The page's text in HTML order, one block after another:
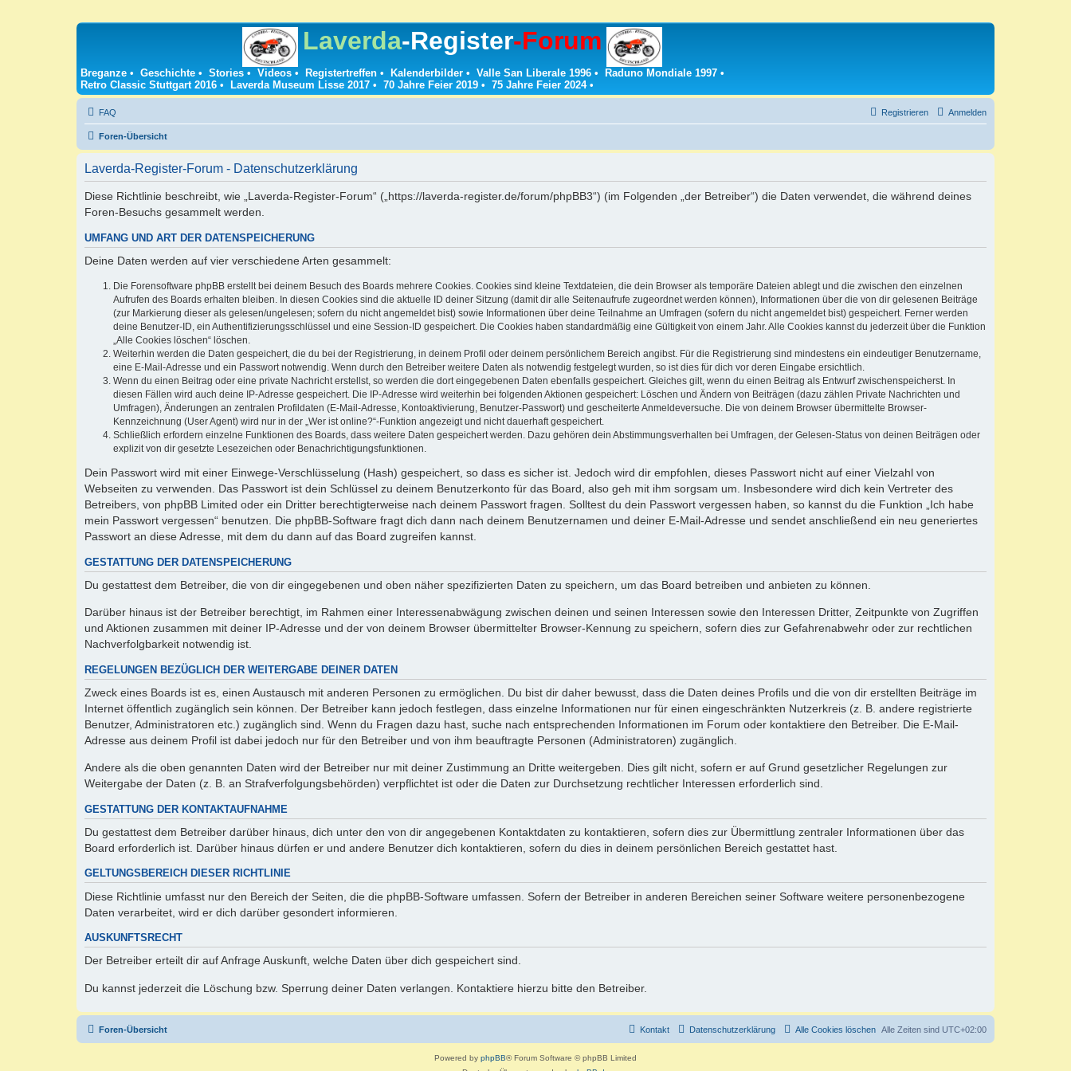
Laverda-Register-Forum
Breganze • Geschichte • Stories • Videos • Registertreffen • Kalenderbilder • Valle San Liberale 1996 • Raduno Mondiale 1997 •
Retro Classic Stuttgart 2016 • Laverda Museum Lisse 2017 • 70 Jahre Feier 2019 • 75 Jahre Feier 2024•
FAQ Anmelden
Registrieren
Foren-Übersicht
Laverda-Register-Forum - Datenschutzerklärung
Diese Richtlinie beschreibt, wie „Laverda-Register-Forum“ („https://laverda-register.de/forum/phpBB3“) (im Folgenden „der Betreiber“) die Daten verwendet, die während deines
Foren-Besuchs gesammelt werden.
UMFANG UND ART DER DATENSPEICHERUNG
Deine Daten werden auf vier verschiedene Arten gesammelt:
Die Forensoftware phpBB erstellt bei deinem Besuch des Boards mehrere Cookies. Cookies sind kleine Textdateien, die dein Browser als temporäre Dateien ablegt und die zwischen den einzelnen
Aufrufen des Boards erhalten bleiben. In diesen Cookies sind die aktuelle ID deiner Sitzung (damit dir alle Seitenaufrufe zugeordnet werden können), Informationen über die von dir gelesenen Beiträge
(zur Markierung dieser als gelesen/ungelesen; sofern du nicht angemeldet bist) sowie Informationen über deine Teilnahme an Umfragen (sofern du nicht angemeldet bist) gespeichert. Ferner werden
deine Benutzer-ID, ein Authentifizierungsschlüssel und eine Session-ID gespeichert. Die Cookies haben standardmäßig eine Gültigkeit von einem Jahr. Alle Cookies kannst du jederzeit über die Funktion
„Alle Cookies löschen“ löschen.
Weiterhin werden die Daten gespeichert, die du bei der Registrierung, in deinem Profil oder deinem persönlichem Bereich angibst. Für die Registrierung sind mindestens ein eindeutiger Benutzername,
eine E-Mail-Adresse und ein Passwort notwendig. Wenn durch den Betreiber weitere Daten als notwendig festgelegt wurden, so ist dies für dich vor deren Eingabe ersichtlich.
Wenn du einen Beitrag oder eine private Nachricht erstellst, so werden die dort eingegebenen Daten ebenfalls gespeichert. Gleiches gilt, wenn du einen Beitrag als Entwurf zwischenspeicherst. In
diesen Fällen wird auch deine IP-Adresse gespeichert. Die IP-Adresse wird weiterhin bei folgenden Aktionen gespeichert: Löschen und Ändern von Beiträgen (dazu zählen Private Nachrichten und
Umfragen), Änderungen an zentralen Profildaten (E-Mail-Adresse, Kontoaktivierung, Benutzer-Passwort) und gescheiterte Anmeldeversuche. Die von deinem Browser übermittelte Browser-
Kennzeichnung (User Agent) wird nur in der „Wer ist online?“-Funktion angezeigt und nicht dauerhaft gespeichert.
Schließlich erfordern einzelne Funktionen des Boards, dass weitere Daten gespeichert werden. Dazu gehören dein Abstimmungsverhalten bei Umfragen, der Gelesen-Status von deinen Beiträgen oder
explizit von dir gesetzte Lesezeichen oder Benachrichtigungsfunktionen.
Dein Passwort wird mit einer Einwege-Verschlüsselung (Hash) gespeichert, so dass es sicher ist. Jedoch wird dir empfohlen, dieses Passwort nicht auf einer Vielzahl von
Webseiten zu verwenden. Das Passwort ist dein Schlüssel zu deinem Benutzerkonto für das Board, also geh mit ihm sorgsam um. Insbesondere wird dich kein Vertreter des
Betreibers, von phpBB Limited oder ein Dritter berechtigterweise nach deinem Passwort fragen. Solltest du dein Passwort vergessen haben, so kannst du die Funktion „Ich habe
mein Passwort vergessen“ benutzen. Die phpBB-Software fragt dich dann nach deinem Benutzernamen und deiner E-Mail-Adresse und sendet anschließend ein neu generiertes
Passwort an diese Adresse, mit dem du dann auf das Board zugreifen kannst.
GESTATTUNG DER DATENSPEICHERUNG
Du gestattest dem Betreiber, die von dir eingegebenen und oben näher spezifizierten Daten zu speichern, um das Board betreiben und anbieten zu können.
Darüber hinaus ist der Betreiber berechtigt, im Rahmen einer Interessenabwägung zwischen deinen und seinen Interessen sowie den Interessen Dritter, Zeitpunkte von Zugriffen
und Aktionen zusammen mit deiner IP-Adresse und der von deinem Browser übermittelter Browser-Kennung zu speichern, sofern dies zur Gefahrenabwehr oder zur rechtlichen
Nachverfolgbarkeit notwendig ist.
REGELUNGEN BEZÜGLICH DER WEITERGABE DEINER DATEN
Zweck eines Boards ist es, einen Austausch mit anderen Personen zu ermöglichen. Du bist dir daher bewusst, dass die Daten deines Profils und die von dir erstellten Beiträge im
Internet öffentlich zugänglich sein können. Der Betreiber kann jedoch festlegen, dass einzelne Informationen nur für einen eingeschränkten Nutzerkreis (z. B. andere registrierte
Benutzer, Administratoren etc.) zugänglich sind. Wenn du Fragen dazu hast, suche nach entsprechenden Informationen im Forum oder kontaktiere den Betreiber. Die E-Mail-
Adresse aus deinem Profil ist dabei jedoch nur für den Betreiber und von ihm beauftragte Personen (Administratoren) zugänglich.
Andere als die oben genannten Daten wird der Betreiber nur mit deiner Zustimmung an Dritte weitergeben. Dies gilt nicht, sofern er auf Grund gesetzlicher Regelungen zur
Weitergabe der Daten (z. B. an Strafverfolgungsbehörden) verpflichtet ist oder die Daten zur Durchsetzung rechtlicher Interessen erforderlich sind.
GESTATTUNG DER KONTAKTAUFNAHME
Du gestattest dem Betreiber darüber hinaus, dich unter den von dir angegebenen Kontaktdaten zu kontaktieren, sofern dies zur Übermittlung zentraler Informationen über das
Board erforderlich ist. Darüber hinaus dürfen er und andere Benutzer dich kontaktieren, sofern du dies in deinem persönlichen Bereich gestattet hast.
GELTUNGSBEREICH DIESER RICHTLINIE
Diese Richtlinie umfasst nur den Bereich der Seiten, die die phpBB-Software umfassen. Sofern der Betreiber in anderen Bereichen seiner Software weitere personenbezogene
Daten verarbeitet, wird er dich darüber gesondert informieren.
AUSKUNFTSRECHT
Der Betreiber erteilt dir auf Anfrage Auskunft, welche Daten über dich gespeichert sind.
Du kannst jederzeit die Löschung bzw. Sperrung deiner Daten verlangen. Kontaktiere hierzu bitte den Betreiber.
Foren-Übersicht Alle Zeiten sind UTC+02:00
Alle Cookies löschen
Datenschutzerklärung
Kontakt
Powered by phpBB® Forum Software © phpBB Limited